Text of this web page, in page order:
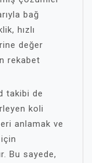
bağ
hızlı
değer
rekabet
takibi de
koli
anlamak ve
Bu sayede,